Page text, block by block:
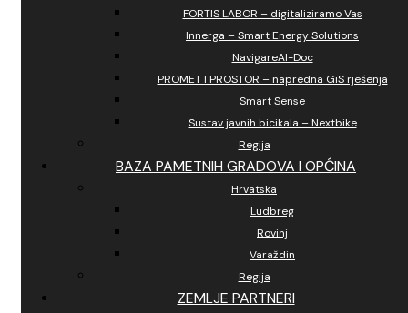
FORTIS LABOR – digitaliziramo Vas
Innerga – Smart Energy Solutions
NavigareAI-Doc
PROMET I PROSTOR – napredna GiS rješenja
Smart Sense
Sustav javnih bicikala – Nextbike
Regija
BAZA PAMETNIH GRADOVA I OPĆINA
Hrvatska
Ludbreg
Rovinj
Varaždin
Regija
ZEMLJE PARTNERI